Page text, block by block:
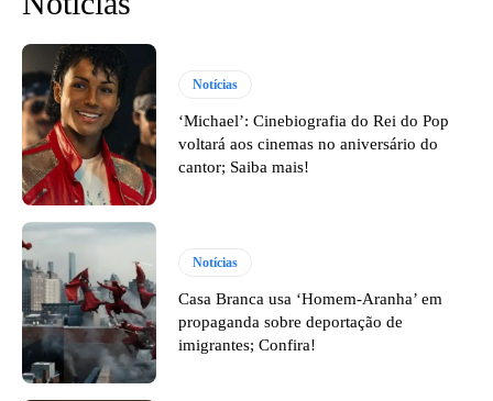
Notícias
‘Michael’: Cinebiografia do Rei do Pop
voltará aos cinemas no aniversário do
cantor; Saiba mais!
Notícias
Casa Branca usa ‘Homem-Aranha’ em
propaganda sobre deportação de
imigrantes; Confira!